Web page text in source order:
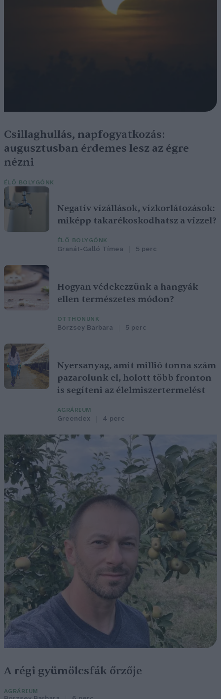
Csillaghullás, napfogyatkozás:
augusztusban érdemes lesz az égre
nézni
ÉLŐ BOLYGÓNK
Negatív vízállások, vízkorlátozások:
miképp takarékoskodhatsz a vízzel?
ÉLŐ BOLYGÓNK
Granát-Galló Tímea 5 perc
Hogyan védekezzünk a hangyák
ellen természetes módon?
OTTHONUNK
Börzsey Barbara 5 perc
Nyersanyag, amit millió tonna szám
pazarolunk el, holott több fronton
is segíteni az élelmiszertermelést
AGRÁRIUM
Greendex 4 perc
A régi gyümölcsfák őrzője
AGRÁRIUM